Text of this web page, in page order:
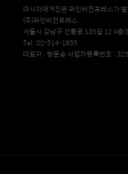
마시자매거진은 와인비전프레스가
(주)와인비전프레스
서울시 강남구 선릉로 135길 12 4층(
Tel. 02-514-1855
대표자 : 방문송 사업자등록번호 :